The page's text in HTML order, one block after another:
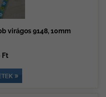
virágos 9148, 10mm
Ft